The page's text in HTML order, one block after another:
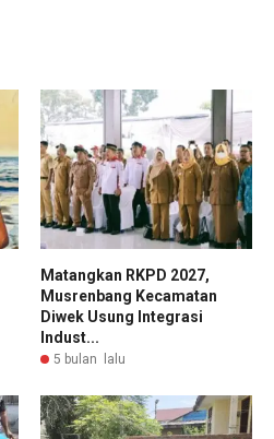
Matangkan RKPD 2027,
Musrenbang Kecamatan
Diwek Usung Integrasi
Indust...
5 bulan lalu